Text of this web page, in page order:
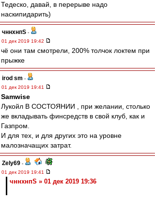
Тедеско, давай, в перерыве надо
наскипидарить)
чннхнпS -
01 дек 2019 19:42
чё они там смотрели, 200% толчок локтем при
прыжке
irod sm -
01 дек 2019 19:41
Samwise
Лукойл В СОСТОЯНИИ , при желании, столько
же вкладывать финсредств в свой клуб, как и
Газпром.
И для тех, и для других это на уровне
малозначащих затрат.
Zely69 -
01 дек 2019 19:41
чннхнпS » 01 дек 2019 19:36